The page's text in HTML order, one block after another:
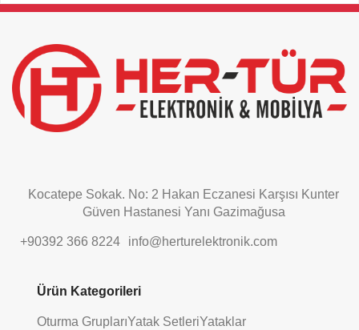
field
left
blank
Kocatepe Sokak. No: 2 Hakan Eczanesi Karşısı Kunter
Güven Hastanesi Yanı Gazimağusa
+90392 366 8224 info@herturelektronik.com
Ürün Kategorileri
Oturma GruplarıYatak SetleriYataklar